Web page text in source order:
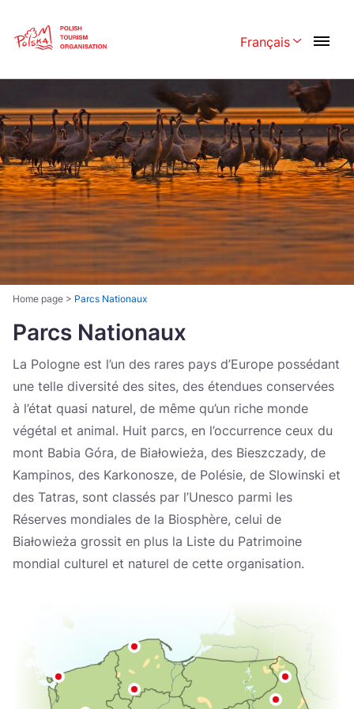
Français
English
Česká 中国
Dansk Deutsch
Español Français
Italiano Magyar
Nederlands 日本語
Português
Suomi Svenska
Україна
Zamknij
Home page > Parcs Nationaux
Parcs Nationaux
La Pologne est l’un des rares pays d’Europe possédant
une telle diversité des sites, des étendues conservées
à l’état quasi naturel, de même qu’un riche monde
végétal et animal. Huit parcs, en l’occurrence ceux du
mont Babia Góra, de Białowieża, des Bieszczady, de
Kampinos, des Karkonosze, de Polésie, de Slowinski et
des Tatras, sont classés par l’Unesco parmi les
Réserves mondiales de la Biosphère, celui de
Białowieża grossit en plus la Liste du Patrimoine
mondial culturel et naturel de cette organisation.
Parc national d’Ojcow
Parc national du lac Wigry
Parc national de la Biebrza